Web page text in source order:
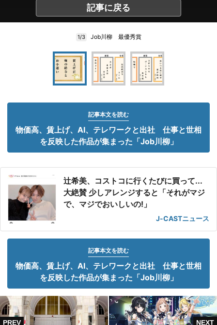
記事に戻る
1/3 Job川柳 最優秀賞
記事本文を読む
物価高、賃上げ、AI、テレワークと出社 仕事と世相
を反映した作品が集まった「Job川柳」
辻希美、コストコに行くたびに買って...
大絶賛 少しアレンジすると「それがマジ
で、マジでおいしいの!」
J-CASTニュース
記事本文を読む
物価高、賃上げ、AI、テレワークと出社 仕事と世相
を反映した作品が集まった「Job川柳」